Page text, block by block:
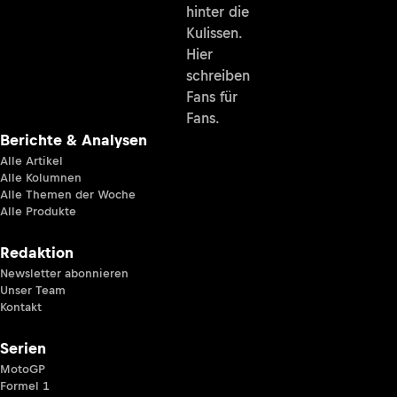
hinter die
Kulissen.
Hier
schreiben
Fans für
Fans.
Berichte & Analysen
Alle Artikel
Alle Kolumnen
Alle Themen der Woche
Alle Produkte
Redaktion
Newsletter abonnieren
Unser Team
Kontakt
Serien
MotoGP
Formel 1